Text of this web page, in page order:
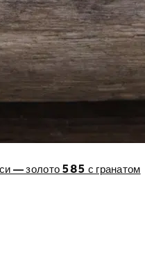
— золото 585 с гранатом